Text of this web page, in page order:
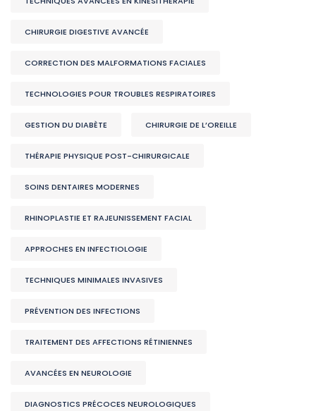
CHIRURGIE DIGESTIVE AVANCÉE
CORRECTION DES MALFORMATIONS FACIALES
TECHNOLOGIES POUR TROUBLES RESPIRATOIRES
GESTION DU DIABÈTE CHIRURGIE DE L’OREILLE
THÉRAPIE PHYSIQUE POST-CHIRURGICALE
SOINS DENTAIRES MODERNES
RHINOPLASTIE ET RAJEUNISSEMENT FACIAL
APPROCHES EN INFECTIOLOGIE
TECHNIQUES MINIMALES INVASIVES
PRÉVENTION DES INFECTIONS
TRAITEMENT DES AFFECTIONS RÉTINIENNES
AVANCÉES EN NEUROLOGIE
DIAGNOSTICS PRÉCOCES NEUROLOGIQUES